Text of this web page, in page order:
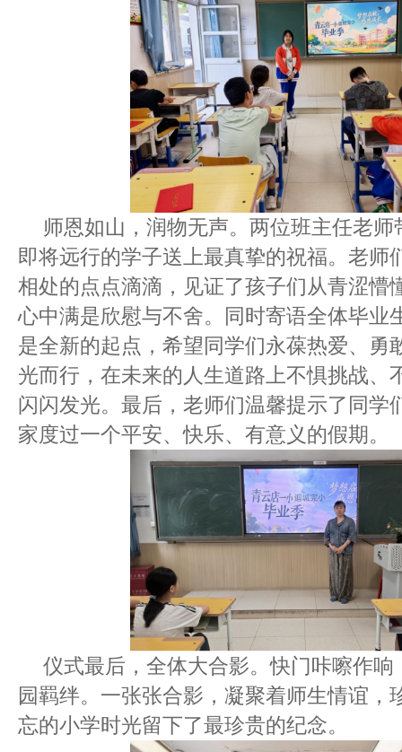
师恩如山，润物无声。两位班主任老
即将远行的学子送上最真挚的祝福。老师
相处的点点滴滴，见证了孩子们从青涩懵
心中满是欣慰与不舍。同时寄语全体毕业
是全新的起点，希望同学们永葆热爱、勇
光而行，在未来的人生道路上不惧挑战、
闪闪发光。最后，老师们温馨提示了同学
家度过一个平安、快乐、有意义的假期。
仪式最后，全体大合影。快门咔嚓作
园羁绊。一张张合影，凝聚着师生情谊，
忘的小学时光留下了最珍贵的纪念。